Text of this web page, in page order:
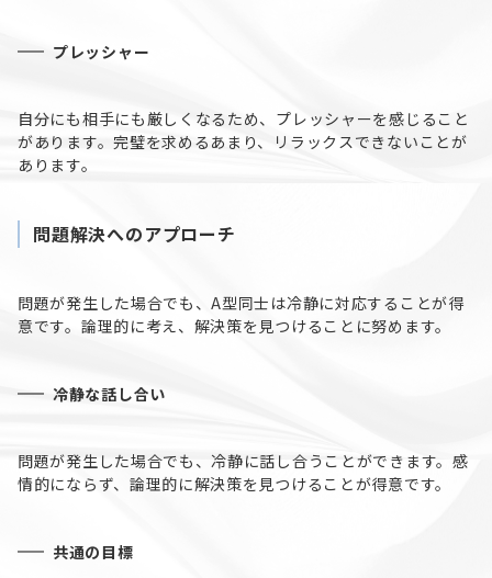
プレッシャー
自分にも相手にも厳しくなるため、プレッシャーを感じること
があります。完璧を求めるあまり、リラックスできないことが
あります。
問題解決へのアプローチ
問題が発生した場合でも、A型同士は冷静に対応することが得
意です。論理的に考え、解決策を見つけることに努めます。
冷静な話し合い
問題が発生した場合でも、冷静に話し合うことができます。感
情的にならず、論理的に解決策を見つけることが得意です。
共通の目標